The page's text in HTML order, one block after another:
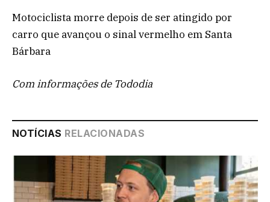
Motociclista morre depois de ser atingido por
carro que avançou o sinal vermelho em Santa
Bárbara
Com informações de Tododia
NOTÍCIAS RELACIONADAS